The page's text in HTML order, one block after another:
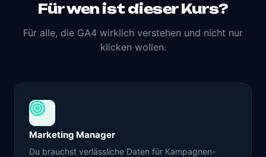
Für wen ist dieser Kurs?
Für alle, die GA4 wirklich verstehen und nicht nur
klicken wollen.
Marketing Manager
Du brauchst verlässliche Daten für Kampagnen-